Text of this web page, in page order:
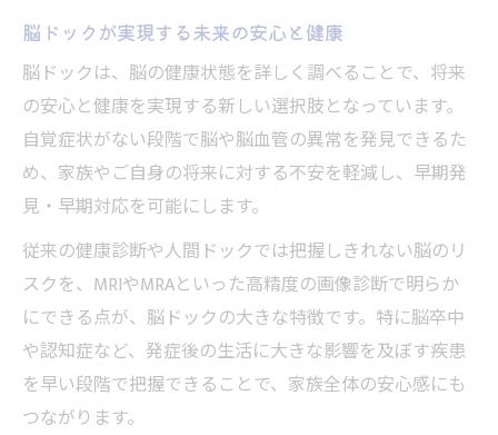
脳ドックが実現する未来の安心と健康
脳ドックは、脳の健康状態を詳しく調べることで、将来
の安心と健康を実現する新しい選択肢となっています。
自覚症状がない段階で脳や脳血管の異常を発見できるた
め、家族やご自身の将来に対する不安を軽減し、早期発
見・早期対応を可能にします。
従来の健康診断や人間ドックでは把握しきれない脳のリ
スクを、MRIやMRAといった高精度の画像診断で明らか
にできる点が、脳ドックの大きな特徴です。特に脳卒中
や認知症など、発症後の生活に大きな影響を及ぼす疾患
を早い段階で把握できることで、家族全体の安心感にも
つながります。